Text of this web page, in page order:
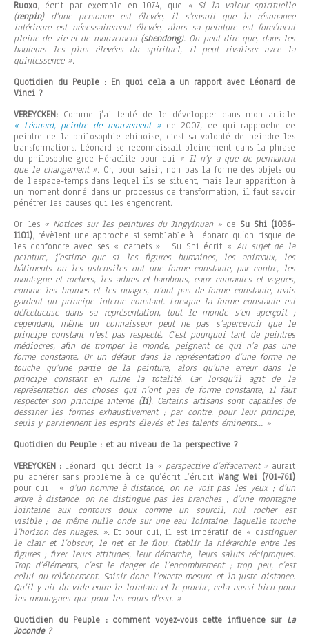
Ruoxo, écrit par exemple en 1074, que « Si la valeur spirituelle
(renpin) d’une personne est élevée, il s’ensuit que la résonance
intérieure est nécessairement élevée, alors sa peinture est forcément
pleine de vie et de mouvement (shendong). On peut dire que, dans les
hauteurs les plus élevées du spirituel, il peut rivaliser avec la
quintessence ».
Quotidien du Peuple : En quoi cela a un rapport avec Léonard de
Vinci ?
VEREYCKEN: Comme j’ai tenté de le développer dans mon article
« Léonard, peintre de mouvement »de 2007, ce qui rapproche ce
peintre de la philosophie chinoise, c’est sa volonté de peindre les
transformations. Léonard se reconnaissait pleinement dans la phrase
du philosophe grec Héraclite pour qui « Il n’y a que de permanent
que le changement ». Or, pour saisir, non pas la forme des objets ou
de l’espace-temps dans lequel ils se situent, mais leur apparition à
un moment donné dans un processus de transformation, il faut savoir
pénétrer les causes qui les engendrent.
Or, les « Notices sur les peintures du Jingyinuan » de Su Shi (1036-
1101), révèlent une approche si semblable à Léonard qu’on risque de
les confondre avec ses « carnets » ! Su Shi écrit « Au sujet de la
peinture, j’estime que si les figures humaines, les animaux, les
bâtiments ou les ustensiles ont une forme constante, par contre, les
montagne et rochers, les arbres et bambous, eaux courantes et vagues,
comme les brumes et les nuages, n’ont pas de forme constante, mais
gardent un principe interne constant. Lorsque la forme constante est
défectueuse dans sa représentation, tout le monde s’en aperçoit ;
cependant, même un connaisseur peut ne pas s’apercevoir que le
principe constant n’est pas respecté. C’est pourquoi tant de peintres
médiocres, afin de tromper le monde, peignent ce qui n’a pas une
forme constante. Or un défaut dans la représentation d’une forme ne
touche qu’une partie de la peinture, alors qu’une erreur dans le
principe constant en ruine la totalité. Car lorsqu’il agit de la
représentation des choses qui n’ont pas de forme constante, il faut
respecter son principe interne (li). Certains artisans sont capables de
dessiner les formes exhaustivement ; par contre, pour leur principe,
seuls y parviennent les esprits élevés et les talents éminents… »
Quotidien du Peuple : et au niveau de la perspective ?
VEREYCKEN : Léonard, qui décrit la « perspective d’effacement »aurait
pu adhérer sans problème à ce qu’écrit l’érudit Wang Wei (701-761)
pour qui : « d’un homme à distance, on ne voit pas les yeux ; d’un
arbre à distance, on ne distingue pas les branches ; d’une montagne
lointaine aux contours doux comme un sourcil, nul rocher est
visible ; de même nulle onde sur une eau lointaine, laquelle touche
l’horizon des nuages. ». Et pour qui, il est impératif de « distinguer
le clair et l’obscur, le net et le flou. Établir la hiérarchie entre les
figures ; fixer leurs attitudes, leur démarche, leurs saluts réciproques.
Trop d’éléments, c’est le danger de l’encombrement ; trop peu, c’est
celui du relâchement. Saisir donc l’exacte mesure et la juste distance.
Qu’il y ait du vide entre le lointain et le proche, cela aussi bien pour
les montagnes que pour les cours d’eau. »
Quotidien du Peuple : comment voyez-vous cette influence sur La
Joconde ?